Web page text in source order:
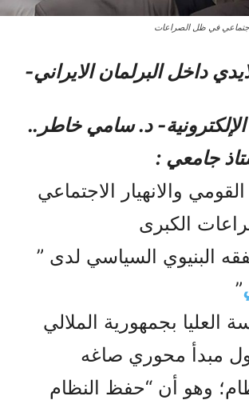
في ظل الصراعات
داخل البرلمان الایراني-
الإلكترونية- د. سامي خاطر..
جامعي :
والانهيار الاجتماعي
الكبرى
البنيوي السياسي لدى ”
”
العليا بجمهورية الملالي
مبدأ محوري صاغه
وهو أن “حفظ النظام